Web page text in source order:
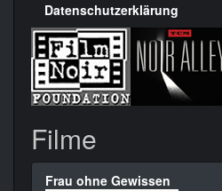
Datenschutzerklärung
Filme
Frau ohne Gewissen